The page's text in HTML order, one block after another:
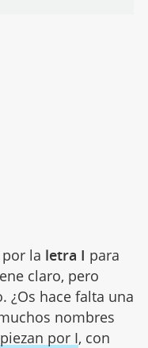
la letra I para
claro, pero
¿Os hace falta una
nombres
por I, con